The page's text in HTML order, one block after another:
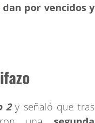
por vencidos y
2y señaló que tras